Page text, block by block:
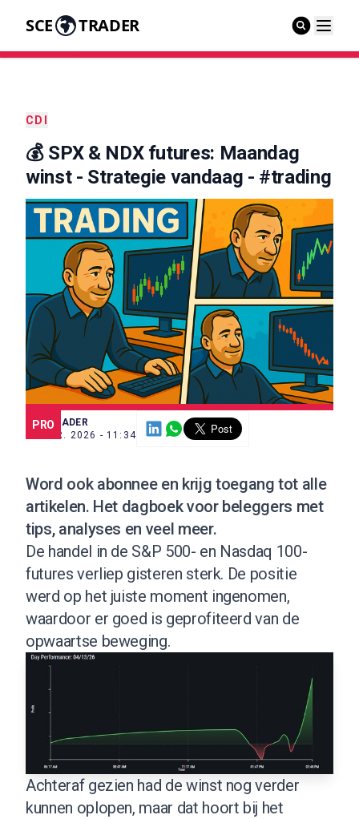
SCE TRADER
CDI
💰 SPX & NDX futures: Maandag
winst - Strategie vandaag - #trading
PRO
SCE TRADER
14 APR. 2026 - 11:34
Word ook abonneeen krijg toegang tot alle
artikelen. Het dagboek voor beleggers met
tips, analyses en veel meer.
De handel in de S&P 500- en Nasdaq 100-
futures verliep gisteren sterk. De positie
werd op het juiste moment ingenomen,
waardoor er goed is geprofiteerd van de
opwaartse beweging.
Achteraf gezien had de winst nog verder
kunnen oplopen, maar dat hoort bij het